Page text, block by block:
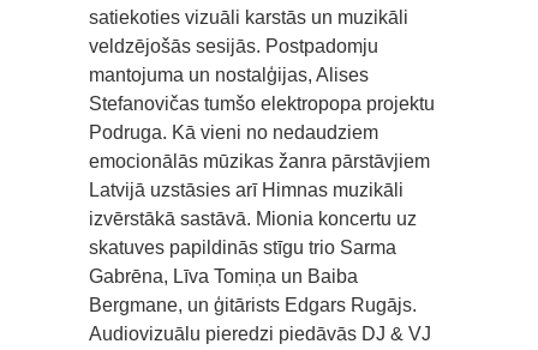
satiekoties vizuāli karstās un muzikāli
veldzējošās sesijās. Postpadomju
mantojuma un nostalģijas, Alises
Stefanovičas tumšo elektropopa projektu
Podruga. Kā vieni no nedaudziem
emocionālās mūzikas žanra pārstāvjiem
Latvijā uzstāsies arī Himnas muzikāli
izvērstākā sastāvā. Mionia koncertu uz
skatuves papildinās stīgu trio Sarma
Gabrēna, Līva Tomiņa un Baiba
Bergmane, un ģitārists Edgars Rugājs.
Audiovizuālu pieredzi piedāvās DJ & VJ